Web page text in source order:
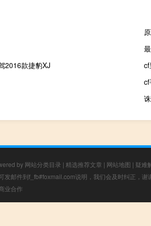
2016款捷豹XJ
by 网站分类目录 | 精选推荐文章 | 网站地图 | 疑难
发邮件到f_fb#foxmail.com说明，我们会及时纠正，谢
业合作